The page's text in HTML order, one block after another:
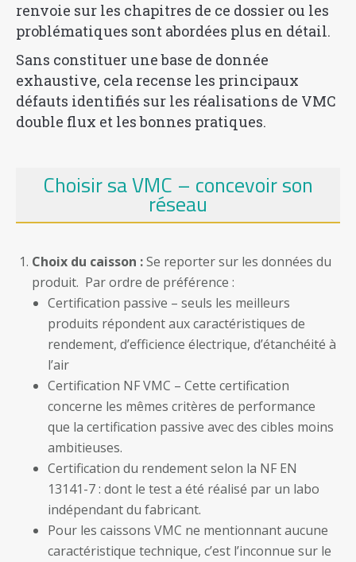
renvoie sur les chapitres de ce dossier ou les
problématiques sont abordées plus en détail.
Sans constituer une base de donnée
exhaustive, cela recense les principaux
défauts identifiés sur les réalisations de VMC
double flux et les bonnes pratiques.
Choisir sa VMC – concevoir son
réseau
Choix du caisson :Se reporter sur les données du
produit. Par ordre de préférence :
Certification passive – seuls les meilleurs
produits répondent aux caractéristiques de
rendement, d’efficience électrique, d’étanchéité à
l’air
Certification NF VMC – Cette certification
concerne les mêmes critères de performance
que la certification passive avec des cibles moins
ambitieuses.
Certification du rendement selon la NF EN
13141-7 : dont le test a été réalisé par un labo
indépendant du fabricant.
Pour les caissons VMC ne mentionnant aucune
caractéristique technique, c’est l’inconnue sur le